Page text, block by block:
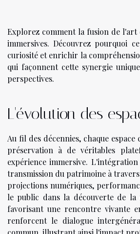
Explorez comment la fusion de l'art
immersives. Découvrez pourquoi
curiosité et enrichir la
qui façonnent cette synergie
perspectives.
L'évolution des
Au fil des décennies, chaque
préservation à de véritables
expérience immersive.
transmission du patrimoine à
projections numériques,
le public dans la découverte de
favorisant une rencontre vivante
renforcent le dialogue